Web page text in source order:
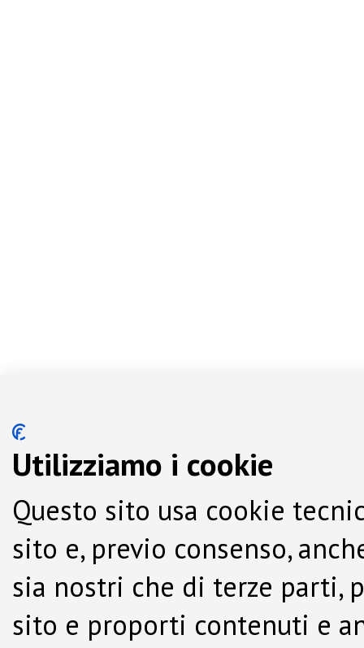
Utilizziamo i cookie
Questo sito usa cookie
sito e, previo consenso,
sia nostri che di terze parti,
sito e proporti contenuti e